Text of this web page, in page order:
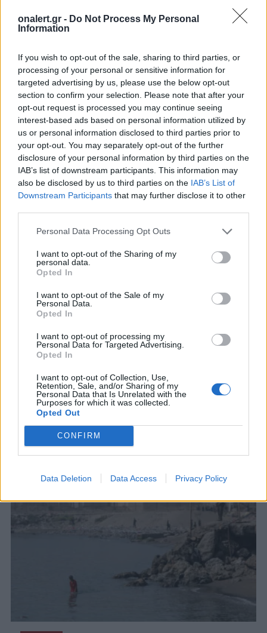
onalert.gr - Do Not Process My Personal
Information
If you wish to opt-out of the sale, sharing to third parties, or
processing of your personal or sensitive information for
targeted advertising by us, please use the below opt-out
section to confirm your selection. Please note that after your
opt-out request is processed you may continue seeing
interest-based ads based on personal information utilized by
us or personal information disclosed to third parties prior to
your opt-out. You may separately opt-out of the further
disclosure of your personal information by third parties on the
IAB’s list of downstream participants. This information may
also be disclosed by us to third parties on the IAB’s List of
Downstream Participants that may further disclose it to other
Personal Data Processing Opt Outs
I want to opt-out of the Sharing of my
personal data.
Opted In
I want to opt-out of the Sale of my
Personal Data.
Opted In
I want to opt-out of processing my
Personal Data for Targeted Advertising.
Opted In
I want to opt-out of Collection, Use,
Retention, Sale, and/or Sharing of my
Personal Data that Is Unrelated with the
Purposes for which it was collected.
Opted Out
CONFIRM
Data Deletion Data Access Privacy Policy
Stryker για το Στρατό
Ξηράς μέσω EDA: Θετικές
οι ΗΠΑ – Αναμονή για
αριθμό, εκδόσεις και
κατάσταση οχημάτων
ΗΠΑ: Τα νέα
κλάσης
θα είναι από
πλοία που
ποτέ
ΣΧΕΤΙΚΑ ΑΡΘΡΑ